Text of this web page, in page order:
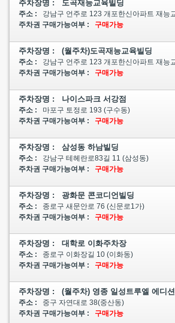
주차장명 : 도곡재능교육빌딩
주소 :
강남구 언주로 123 개포한신아파트 재능
주차권 구매가능여부 :
구매가능
주차장명 : (월주차)도곡재능교육빌딩
주소 :
강남구 언주로 123 개포한신아파트 재능
주차권 구매가능여부 :
구매가능
주차장명 : 나이스파크 서강점
주소 :
마포구 토정로 193 (구수동)
주차권 구매가능여부 :
구매가능
주차장명 : 삼성동 하남빌딩
주소 :
강남구 테헤란로83길 11 (삼성동)
주차권 구매가능여부 :
구매가능
주차장명 : 광화문 콘코디언빌딩
주소 :
종로구 새문안로 76 (신문로1가)
주차권 구매가능여부 :
구매가능
주차장명 : 대학로 이화주차장
주소 :
종로구 이화장길 10 (이화동)
주차권 구매가능여부 :
구매가능
주차장명 : (월주차) 영종 일성트루엘 에디
주소 :
중구 자연대로 38(중산동)
주차권 구매가능여부 :
구매가능